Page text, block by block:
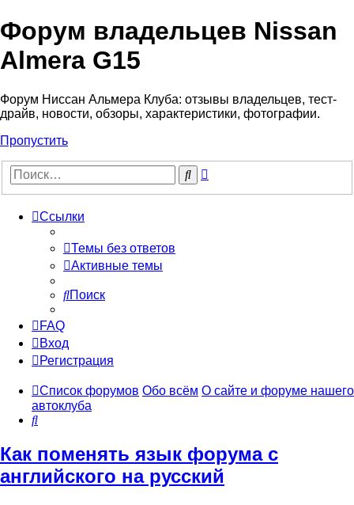
Форум владельцев Nissan
Almera G15
Форум Ниссан Альмера Клуба: отзывы владельцев, тест-
драйв, новости, обзоры, характеристики, фотографии.
Пропустить
Поиск
Ссылки
Темы без ответов
Активные темы
Поиск
FAQ
Вход
Регистрация
Список форумов Обо всём О сайте и форуме нашего
автоклуба
Поиск
Как поменять язык форума с
английского на русский